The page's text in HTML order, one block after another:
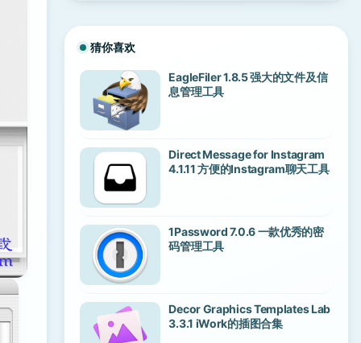
猜你喜欢
EagleFiler 1.8.5 强大的文件及信
息管理工具
Direct Message for Instagram
4.1.11 方便的Instagram聊天工具
1Password 7.0.6 一款优秀的密
码管理工具
Decor Graphics Templates Lab
3.3.1 iWork的插图合集